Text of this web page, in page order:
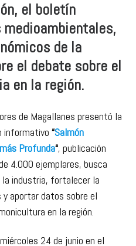
de la
el debate sobre el
en la región.
informativo“Salmón
Profunda“, publicación
4.000 ejemplares, busca
la industria, fortalecer la
y aportar datos sobre el
en la región.
24 de junio en el
encabezada por la